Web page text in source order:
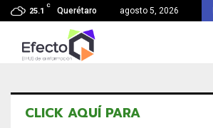
25.1
C
Querétaro agosto 5, 2026
Lanzan playeras de Ricardo Astudillo a la…
CLICK AQUÍ PARA